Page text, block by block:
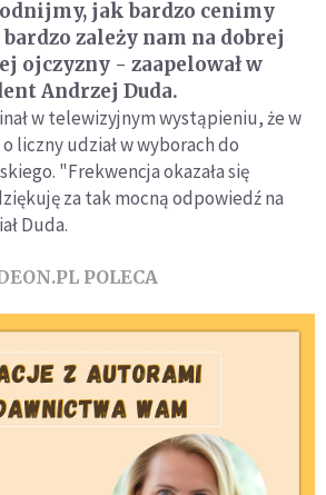
jak bardzo cenimy
zależy nam na dobrej
ojczyzny - zaapelował w
Andrzej Duda.
w telewizyjnym wystąpieniu, że w
liczny udział w wyborach do
"Frekwencja okazała się
za tak mocną odpowiedź na
Duda.
POLECA